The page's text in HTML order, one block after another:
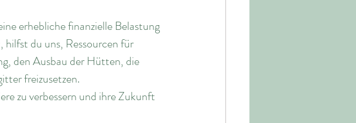
erhebliche finanzielle Belastung
du uns, Ressourcen für
den Ausbau der Hütten, die
freizusetzen.
zu verbessern und ihre Zukunft